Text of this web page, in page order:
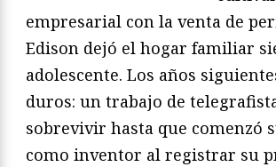
empresarial con la venta de
Edison dejó el hogar familiar
adolescente. Los años
duros: un trabajo de
sobrevivir hasta que comenzó
como inventor al registrar su